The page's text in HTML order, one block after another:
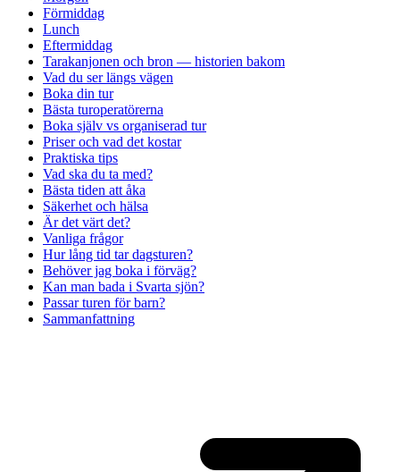
Förmiddag
Lunch
Eftermiddag
Tarakanjonen och bron — historien bakom
Vad du ser längs vägen
Boka din tur
Bästa turoperatörerna
Boka själv vs organiserad tur
Priser och vad det kostar
Praktiska tips
Vad ska du ta med?
Bästa tiden att åka
Säkerhet och hälsa
Är det värt det?
Vanliga frågor
Hur lång tid tar dagsturen?
Behöver jag boka i förväg?
Kan man bada i Svarta sjön?
Passar turen för barn?
Sammanfattning